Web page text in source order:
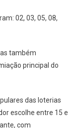
02, 03, 05, 08,
também
principal do
das loterias
escolhe entre 15 e
com